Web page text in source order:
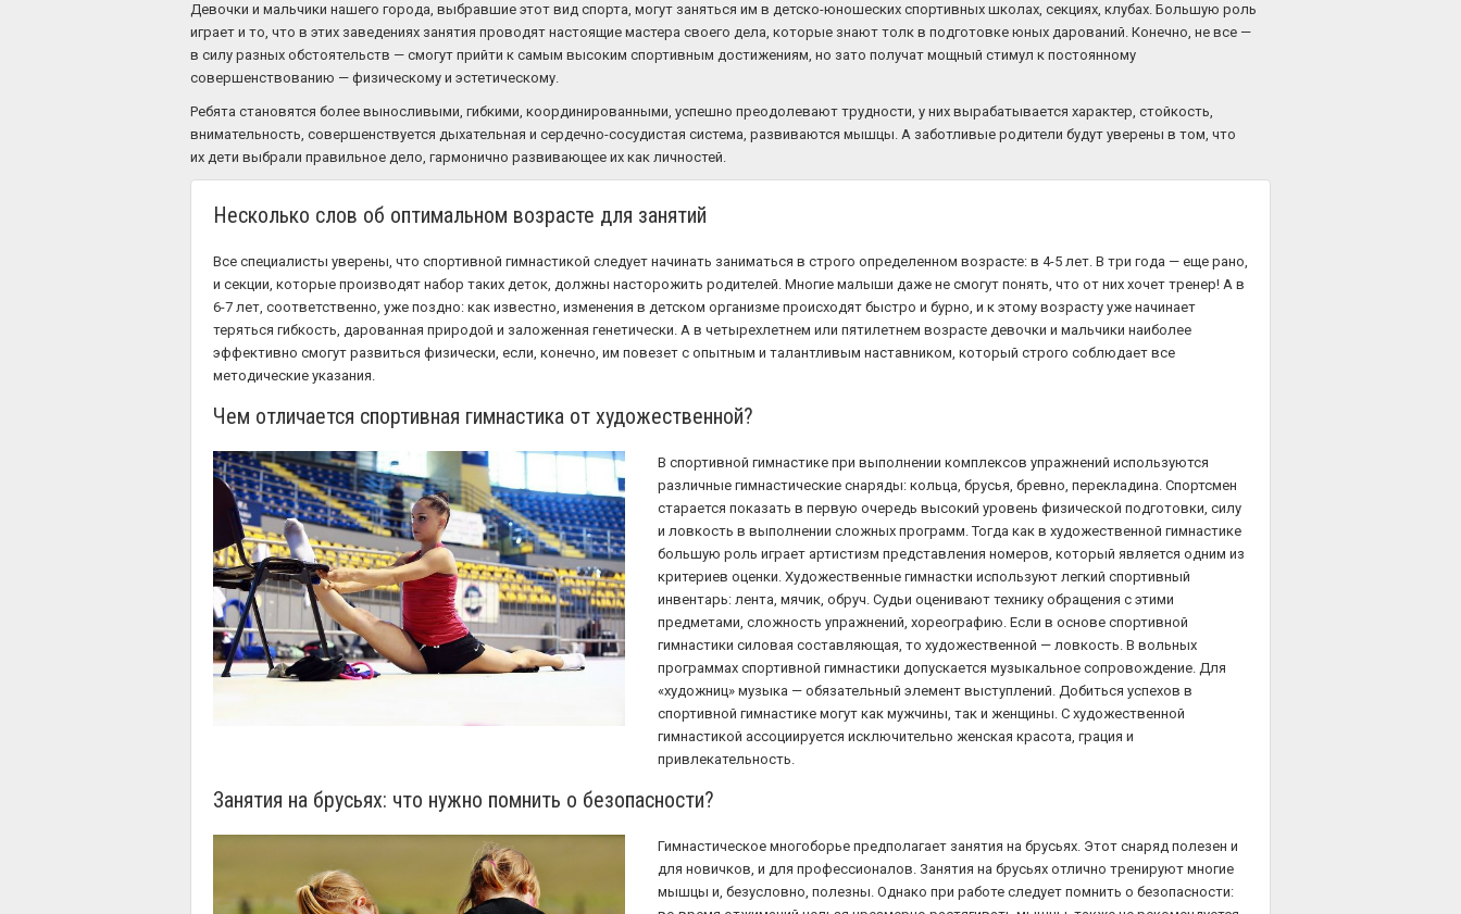
Девочки и мальчики нашего города, выбравшие этот вид спорта, могут заняться им в детско-юношеских спортивных школах, секциях, клубах. Большую роль
играет и то, что в этих заведениях занятия проводят настоящие мастера своего дела, которые знают толк в подготовке юных дарований. Конечно, не все —
в силу разных обстоятельств — смогут прийти к самым высоким спортивным достижениям, но зато получат мощный стимул к постоянному
совершенствованию — физическому и эстетическому.
Ребята становятся более выносливыми, гибкими, координированными, успешно преодолевают трудности, у них вырабатывается характер, стойкость,
внимательность, совершенствуется дыхательная и сердечно-сосудистая система, развиваются мышцы. А заботливые родители будут уверены в том, что
их дети выбрали правильное дело, гармонично развивающее их как личностей.
Несколько слов об оптимальном возрасте для занятий
Все специалисты уверены, что спортивной гимнастикой следует начинать заниматься в строго определенном возрасте: в 4-5 лет. В три года — еще рано,
и секции, которые производят набор таких деток, должны насторожить родителей. Многие малыши даже не смогут понять, что от них хочет тренер! А в
6-7 лет, соответственно, уже поздно: как известно, изменения в детском организме происходят быстро и бурно, и к этому возрасту уже начинает
теряться гибкость, дарованная природой и заложенная генетически. А в четырехлетнем или пятилетнем возрасте девочки и мальчики наиболее
эффективно смогут развиться физически, если, конечно, им повезет с опытным и талантливым наставником, который строго соблюдает все
методические указания.
Чем отличается спортивная гимнастика от художественной?
В спортивной гимнастике при выполнении комплексов упражнений используются
различные гимнастические снаряды: кольца, брусья, бревно, перекладина. Спортсмен
старается показать в первую очередь высокий уровень физической подготовки, силу
и ловкость в выполнении сложных программ. Тогда как в художественной гимнастике
большую роль играет артистизм представления номеров, который является одним из
критериев оценки. Художественные гимнастки используют легкий спортивный
инвентарь: лента, мячик, обруч. Судьи оценивают технику обращения с этими
предметами, сложность упражнений, хореографию. Если в основе спортивной
гимнастики силовая составляющая, то художественной — ловкость. В вольных
программах спортивной гимнастики допускается музыкальное сопровождение. Для
«художниц» музыка — обязательный элемент выступлений. Добиться успехов в
спортивной гимнастике могут как мужчины, так и женщины. С художественной
гимнастикой ассоциируется исключительно женская красота, грация и
привлекательность.
Занятия на брусьях: что нужно помнить о безопасности?
Гимнастическое многоборье предполагает занятия на брусьях. Этот снаряд полезен и
для новичков, и для профессионалов. Занятия на брусьях отлично тренируют многие
мышцы и, безусловно, полезны. Однако при работе следует помнить о безопасности: